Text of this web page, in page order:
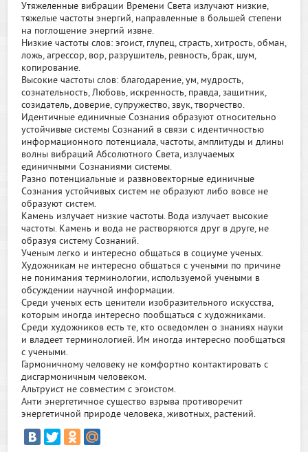
Утяжеленные вибрации Времени Света излучают низкие,
тяжелые частоты энергий, направленные в большей степени
на поглощение энергий извне.
Низкие частоты слов: эгоист, глупец, страсть, хитрость, обман,
ложь, агрессор, вор, разрушитель, ревность, брак, шум,
копирование.
Высокие частоты слов: благодарение, ум, мудрость,
сознательность, Любовь, искренность, правда, защитник,
созидатель, доверие, супружество, звук, творчество.
Идентичные единичные Сознания образуют относительно
устойчивые системы Сознаний в связи с идентичностью
информационного потенциала, частоты, амплитуды и длины
волны вибраций Абсолютного Света, излучаемых
единичными Сознаниями системы.
Разно потенциальные и развновекторные единичные
Сознания устойчивых систем не образуют либо вовсе не
образуют систем.
Камень излучает низкие частоты. Вода излучает высокие
частоты. Камень и вода не растворяются друг в друге, не
образуя систему Сознаний.
Ученым легко и интересно общаться в социуме ученых.
Художникам не интересно общаться с учеными по причине
не понимания терминологии, используемой учеными в
обсуждении научной информации.
Среди ученых есть ценители изобразительного искусства,
которым иногда интересно пообщаться с художниками.
Среди художников есть те, кто осведомлен о знаниях науки
и владеет терминологией. Им иногда интересно пообщаться
с учеными.
Гармоничному человеку не комфортно контактировать с
дисгармоничным человеком.
Альтруист не совместим с эгоистом.
Анти энергетичное существо взрыва противоречит
энергетичной природе человека, животных, растений.